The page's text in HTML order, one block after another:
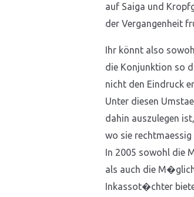
auf Saiga und
der Vergangenheit
Ihr könnt also
die Konjunktion so
nicht den Eindruck
Unter diesen
dahin auszulegen
wo sie
In 2005 sowohl die
als auch die
Inkassot�chter